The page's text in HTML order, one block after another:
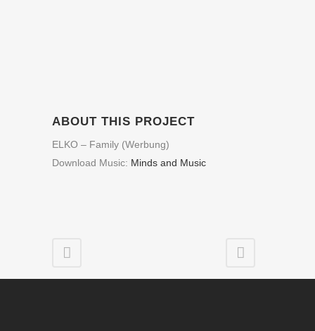
ABOUT THIS PROJECT
ELKO – Family (Werbung)
Download Music: Minds and Music